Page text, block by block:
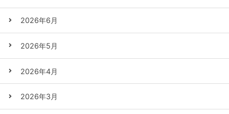
2026年6月
2026年5月
2026年4月
2026年3月